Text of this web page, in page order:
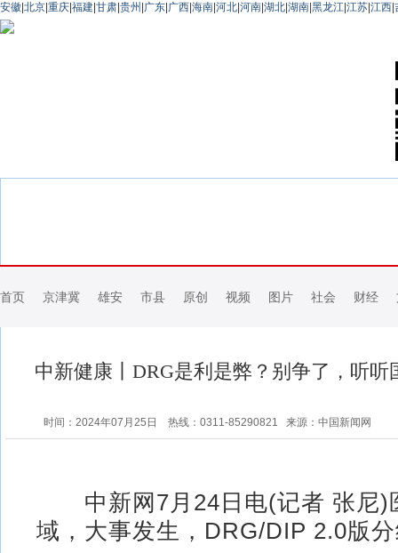
安徽 北京 重庆 福建 甘肃 贵州 广东 广西 海南 河北 河南 湖北 湖南 黑龙江 江苏 江西
首页 京津冀 雄安 市县 原创 视频 图片 社会 财经
中新健康丨DRG是利是弊？别争了，听听
时间：2024年07月25日 热线：0311-85290821 来源：中国新闻网
中新网7月24日电(记者 张尼)
域，大事发生，DRG/DIP 2.0版